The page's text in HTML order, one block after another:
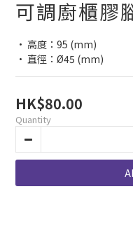
可調廚櫃膠
• 高度：95 (mm)
• 直徑：Ø45 (mm)
HK$80.00
Quantity